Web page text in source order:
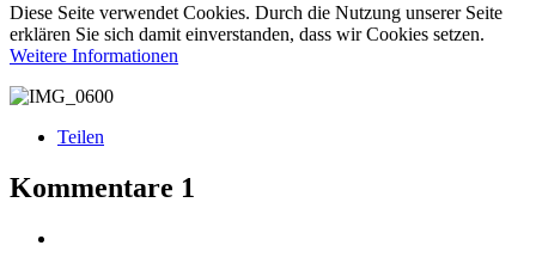
Diese Seite verwendet Cookies. Durch die Nutzung unserer Seite
erklären Sie sich damit einverstanden, dass wir Cookies setzen.
Weitere Informationen
Teilen
Kommentare 1